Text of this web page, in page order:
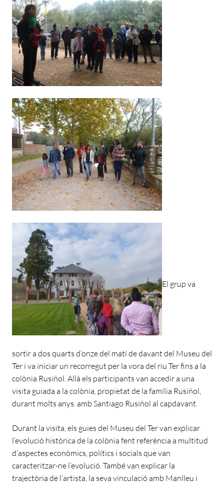
El grup va
sortir a dos quarts d’onze del matí de davant del Museu del
Ter i va iniciar un recorregut per la vora del riu Ter fins a la
colònia Rusiñol. Allà els participants van accedir a una
visita guiada a la colònia, propietat de la família Rusiñol,
durant molts anys. amb Santiago Rusiñol al capdavant.
Durant la visita, els guies del Museu del Ter van explicar
l’evolució històrica de la colònia fent referència a multitud
d’aspectes econòmics, polítics i socials que van
caracteritzar-ne l’evolució. També van explicar la
trajectòria de l’artista, la seva vinculació amb Manlleu i